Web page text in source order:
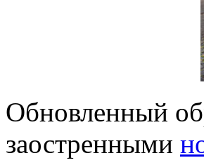
Обновленный
заостренными